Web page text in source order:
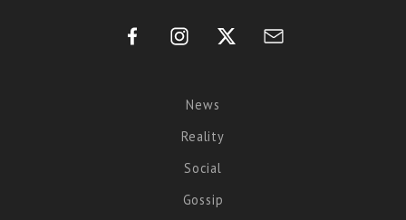
News
Reality
Social
Gossip